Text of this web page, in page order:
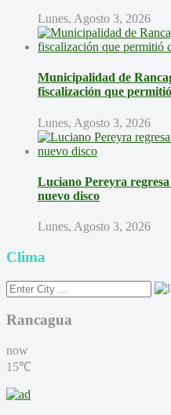
Lunes, Agosto 3, 2026
Municipalidad de
fiscalización que
Lunes, Agosto 3, 2026
Luciano Pereyra
nuevo disco
Lunes, Agosto 3, 2026
Clima
Rancagua
now
15℃